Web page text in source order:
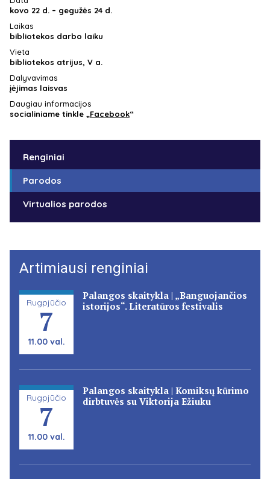
kovo 22 d. – gegužės 24 d.
Laikas
bibliotekos darbo laiku
Vieta
bibliotekos atrijus, V a.
Dalyvavimas
įėjimas laisvas
Daugiau informacijos
socialiniame tinkle „Facebook“
Renginiai
Parodos
Virtualios parodos
Artimiausi renginiai
Rugpjūčio
7
11.00 val.
Palangos skaitykla | „Banguojančios
istorijos“. Literatūros festivalis
Rugpjūčio
7
11.00 val.
Palangos skaitykla | Komiksų kūrimo
dirbtuvės su Viktorija Ežiuku